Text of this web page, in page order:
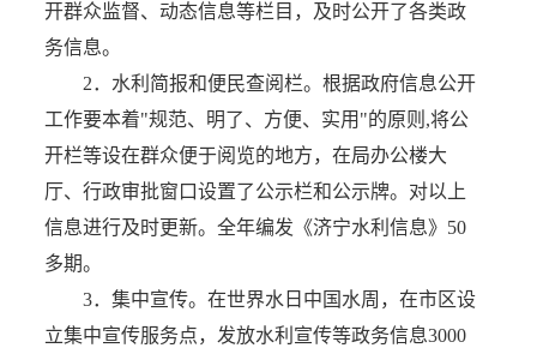
开群众监督、动态信息等栏目，及时公开了各类政
务信息。
2．水利简报和便民查阅栏。根据政府信息公开
工作要本着"规范、明了、方便、实用"的原则,将公
开栏等设在群众便于阅览的地方，在局办公楼大
厅、行政审批窗口设置了公示栏和公示牌。对以上
信息进行及时更新。全年编发《济宁水利信息》50
多期。
3．集中宣传。在世界水日中国水周，在市区设
立集中宣传服务点，发放水利宣传等政务信息3000